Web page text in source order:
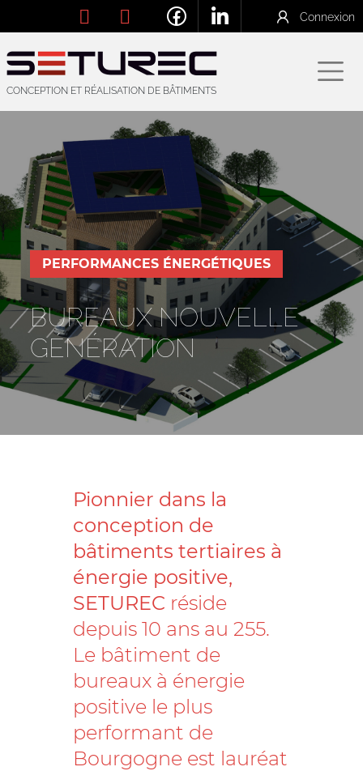
Connexion
CONCEPTION ET RÉALISATION DE BÂTIMENTS
PERFORMANCES ÉNERGÉTIQUES
BUREAUX NOUVELLE
GÉNÉRATION
Pionnier dans la
conception de
bâtiments tertiaires à
énergie positive,
SETUREC réside
depuis 10 ans au 255.
Le bâtiment de
bureaux à énergie
positive le plus
performant de
Bourgogne est lauréat